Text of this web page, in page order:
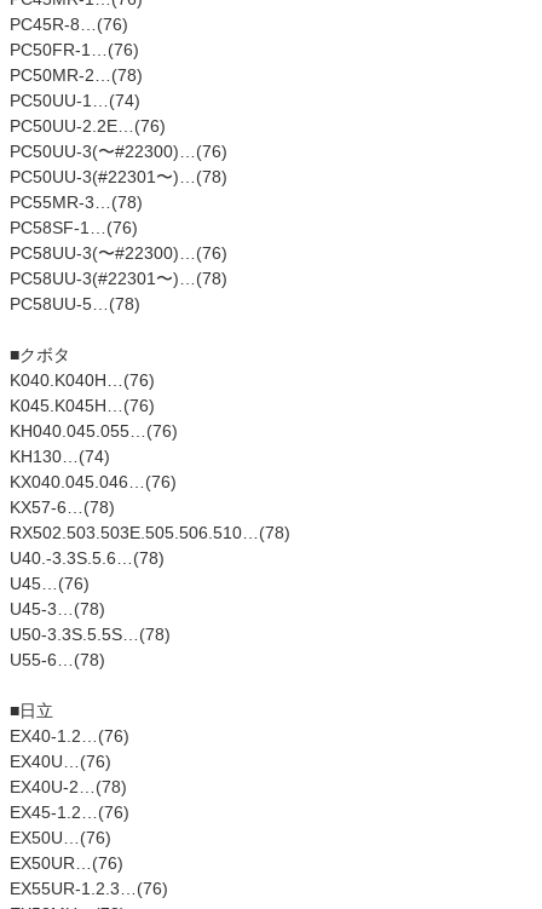
PC45R-8…(76)
PC50FR-1…(76)
PC50MR-2…(78)
PC50UU-1…(74)
PC50UU-2.2E…(76)
PC50UU-3(〜#22300)…(76)
PC50UU-3(#22301〜)…(78)
PC55MR-3…(78)
PC58SF-1…(76)
PC58UU-3(〜#22300)…(76)
PC58UU-3(#22301〜)…(78)
PC58UU-5…(78)
■クボタ
K040.K040H…(76)
K045.K045H…(76)
KH040.045.055…(76)
KH130…(74)
KX040.045.046…(76)
KX57-6…(78)
RX502.503.503E.505.506.510…(78)
U40.-3.3S.5.6…(78)
U45…(76)
U45-3…(78)
U50-3.3S.5.5S…(78)
U55-6…(78)
■日立
EX40-1.2…(76)
EX40U…(76)
EX40U-2…(78)
EX45-1.2…(76)
EX50U…(76)
EX50UR…(76)
EX55UR-1.2.3…(76)